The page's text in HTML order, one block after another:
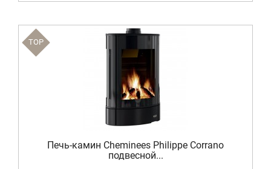
TOP
Печь-камин Cheminees Philippe Corrano
подвесной...